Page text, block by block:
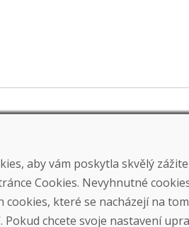
aby vám poskytla skvělý
Cookies. Nevyhnutné
cookies, které se nacházejí na
Pokud chcete svoje nastavení